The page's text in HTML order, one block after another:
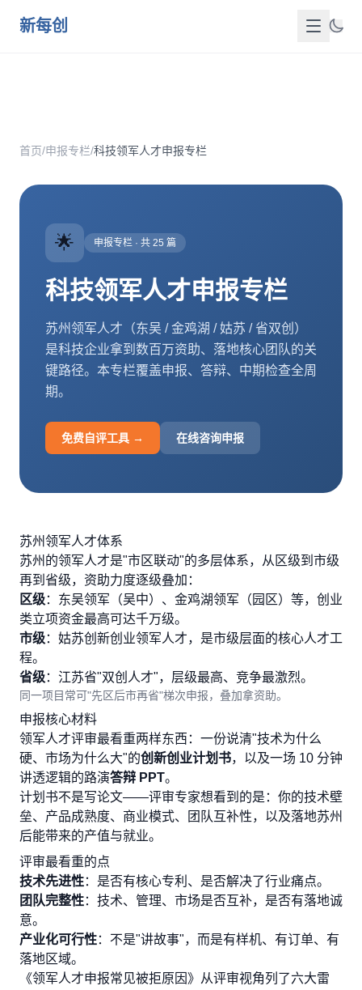
新每创
新闻洞察
政策资源
联系我们
免费自评
首页/申报专栏/科技领军人才申报专栏
🌟 申报专栏 · 共 25 篇
科技领军人才申报专栏
苏州领军人才（东吴 / 金鸡湖 / 姑苏 / 省双创）
是科技企业拿到数百万资助、落地核心团队的关
键路径。本专栏覆盖申报、答辩、中期检查全周
期。
免费自评工具 → 在线咨询申报
苏州领军人才体系
苏州的领军人才是"市区联动"的多层体系，从区级到市级
再到省级，资助力度逐级叠加：
区级：东吴领军（吴中）、金鸡湖领军（园区）等，创业
类立项资金最高可达千万级。
市级：姑苏创新创业领军人才，是市级层面的核心人才工
程。
省级：江苏省"双创人才"，层级最高、竞争最激烈。
同一项目常可"先区后市再省"梯次申报，叠加拿资助。
申报核心材料
领军人才评审最看重两样东西：一份说清"技术为什么
硬、市场为什么大"的创新创业计划书，以及一场 10 分钟
讲透逻辑的路演答辩 PPT。
计划书不是写论文——评审专家想看到的是：你的技术壁
垒、产品成熟度、商业模式、团队互补性，以及落地苏州
后能带来的产值与就业。
评审最看重的点
技术先进性：是否有核心专利、是否解决了行业痛点。
团队完整性：技术、管理、市场是否互补，是否有落地诚
意。
产业化可行性：不是"讲故事"，而是有样机、有订单、有
落地区域。
《领军人才申报常见被拒原因》从评审视角列了六大雷